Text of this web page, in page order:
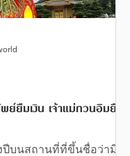
ย์ยืมเงิน เจ้าแม่กวนอิมยืม
บนสถานที่ที่ขึ้นชื่อว่ามีฮ้